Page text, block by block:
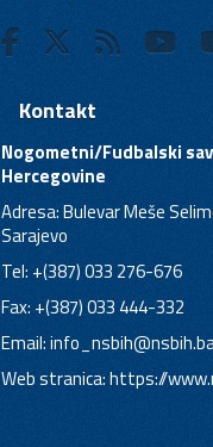
Kontakt
Nogometni/Fudbalski
Hercegovine
Adresa: Bulevar Meše
Sarajevo
Tel: +(387) 033 276-676
Fax: +(387) 033 444-332
Email:
Web stranica: https://